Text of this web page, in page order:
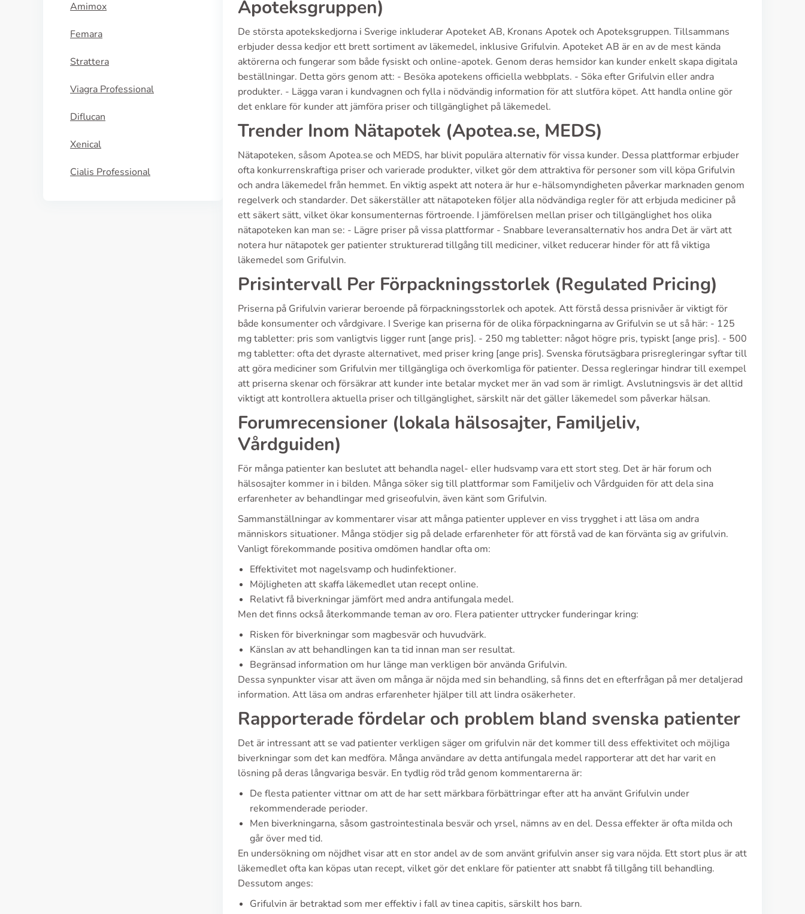
Amimox
Femara
Strattera
Viagra Professional
Diflucan
Xenical
Cialis Professional
Apoteksgruppen)
De största apotekskedjorna i Sverige inkluderar Apoteket AB, Kronans Apotek och Apoteksgruppen. Tillsammans
erbjuder dessa kedjor ett brett sortiment av läkemedel, inklusive Grifulvin. Apoteket AB är en av de mest kända
aktörerna och fungerar som både fysiskt och online-apotek. Genom deras hemsidor kan kunder enkelt skapa digitala
beställningar. Detta görs genom att: - Besöka apotekens officiella webbplats. - Söka efter Grifulvin eller andra
produkter. - Lägga varan i kundvagnen och fylla i nödvändig information för att slutföra köpet. Att handla online gör
det enklare för kunder att jämföra priser och tillgänglighet på läkemedel.
Trender Inom Nätapotek (Apotea.se, MEDS)
Nätapoteken, såsom Apotea.se och MEDS, har blivit populära alternativ för vissa kunder. Dessa plattformar erbjuder
ofta konkurrenskraftiga priser och varierade produkter, vilket gör dem attraktiva för personer som vill köpa Grifulvin
och andra läkemedel från hemmet. En viktig aspekt att notera är hur e-hälsomyndigheten påverkar marknaden genom
regelverk och standarder. Det säkerställer att nätapoteken följer alla nödvändiga regler för att erbjuda mediciner på
ett säkert sätt, vilket ökar konsumenternas förtroende. I jämförelsen mellan priser och tillgänglighet hos olika
nätapoteken kan man se: - Lägre priser på vissa plattformar - Snabbare leveransalternativ hos andra Det är värt att
notera hur nätapotek ger patienter strukturerad tillgång till mediciner, vilket reducerar hinder för att få viktiga
läkemedel som Grifulvin.
Prisintervall Per Förpackningsstorlek (Regulated Pricing)
Priserna på Grifulvin varierar beroende på förpackningsstorlek och apotek. Att förstå dessa prisnivåer är viktigt för
både konsumenter och vårdgivare. I Sverige kan priserna för de olika förpackningarna av Grifulvin se ut så här: - 125
mg tabletter: pris som vanligtvis ligger runt [ange pris]. - 250 mg tabletter: något högre pris, typiskt [ange pris]. - 500
mg tabletter: ofta det dyraste alternativet, med priser kring [ange pris]. Svenska förutsägbara prisregleringar syftar till
att göra mediciner som Grifulvin mer tillgängliga och överkomliga för patienter. Dessa regleringar hindrar till exempel
att priserna skenar och försäkrar att kunder inte betalar mycket mer än vad som är rimligt. Avslutningsvis är det alltid
viktigt att kontrollera aktuella priser och tillgänglighet, särskilt när det gäller läkemedel som påverkar hälsan.
Forumrecensioner (lokala hälsosajter, Familjeliv,
Vårdguiden)
För många patienter kan beslutet att behandla nagel- eller hudsvamp vara ett stort steg. Det är här forum och
hälsosajter kommer in i bilden. Många söker sig till plattformar som Familjeliv och Vårdguiden för att dela sina
erfarenheter av behandlingar med griseofulvin, även känt som Grifulvin.
Sammanställningar av kommentarer visar att många patienter upplever en viss trygghet i att läsa om andra
människors situationer. Många stödjer sig på delade erfarenheter för att förstå vad de kan förvänta sig av grifulvin.
Vanligt förekommande positiva omdömen handlar ofta om:
Effektivitet mot nagelsvamp och hudinfektioner.
Möjligheten att skaffa läkemedlet utan recept online.
Relativt få biverkningar jämfört med andra antifungala medel.
Men det finns också återkommande teman av oro. Flera patienter uttrycker funderingar kring:
Risken för biverkningar som magbesvär och huvudvärk.
Känslan av att behandlingen kan ta tid innan man ser resultat.
Begränsad information om hur länge man verkligen bör använda Grifulvin.
Dessa synpunkter visar att även om många är nöjda med sin behandling, så finns det en efterfrågan på mer detaljerad
information. Att läsa om andras erfarenheter hjälper till att lindra osäkerheter.
Rapporterade fördelar och problem bland svenska patienter
Det är intressant att se vad patienter verkligen säger om grifulvin när det kommer till dess effektivitet och möjliga
biverkningar som det kan medföra. Många användare av detta antifungala medel rapporterar att det har varit en
lösning på deras långvariga besvär. En tydlig röd tråd genom kommentarerna är:
De flesta patienter vittnar om att de har sett märkbara förbättringar efter att ha använt Grifulvin under
rekommenderade perioder.
Men biverkningarna, såsom gastrointestinala besvär och yrsel, nämns av en del. Dessa effekter är ofta milda och
går över med tid.
En undersökning om nöjdhet visar att en stor andel av de som använt grifulvin anser sig vara nöjda. Ett stort plus är att
läkemedlet ofta kan köpas utan recept, vilket gör det enklare för patienter att snabbt få tillgång till behandling.
Dessutom anges:
Grifulvin är betraktad som mer effektiv i fall av tinea capitis, särskilt hos barn.